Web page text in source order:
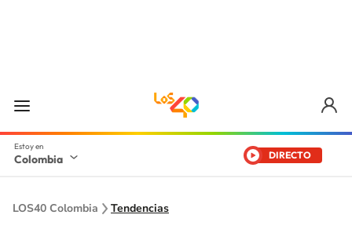
Colombia DIRECTO
LOS40 Colombia Tendencias